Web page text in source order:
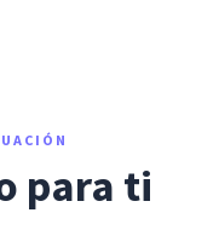
para ti